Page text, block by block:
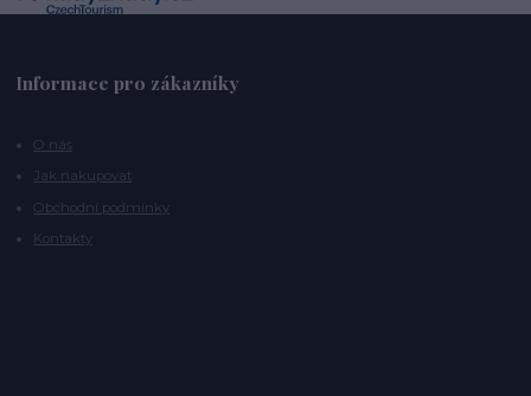
Informace pro zákazníky
O nás
Jak nakupovat
Obchodní podmínky
Kontakty